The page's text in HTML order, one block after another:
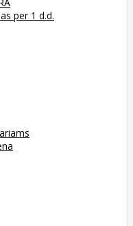
per 1 d.d.